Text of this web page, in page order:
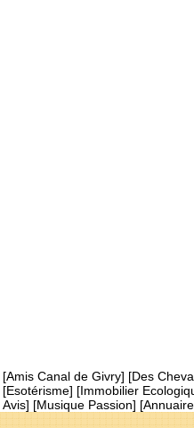
[Amis Canal de Givry] [Des
[Esotérisme] [Immobilier
Avis] [Musique Passion] [